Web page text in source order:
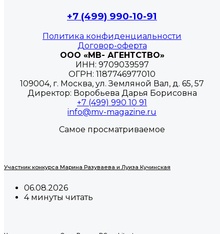
+7 (499) 990-10-91
Политика конфиденциальности
Договор-оферта
ООО «МВ- АГЕНТСТВО»
ИНН: 9709039597
ОГРН: 1187746977010
109004, г. Москва, ул. Земляной Вал, д. 65, 57
Директор: Воробьева Дарья Борисовна
+7 (499) 990 10 91
info@mv-magazine.ru
Самое просматриваемое
Участник конкурса Марина Разуваева и Луиза Кучинская
06.08.2026
4 минуты читать